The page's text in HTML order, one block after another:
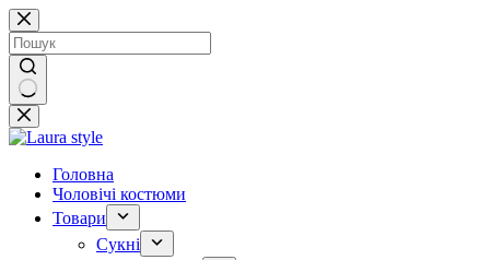
Перейти
до
вмісту
Немає
результатів
Головна
Чоловічі костюми
Товари
Сукні